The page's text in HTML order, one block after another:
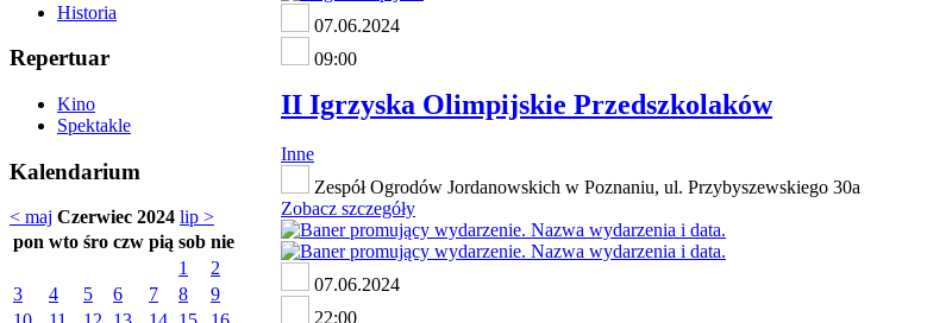
Historia
Repertuar
Kino
Spektakle
Kalendarium
< maj Czerwiec 2024 lip >
pon wto śro czw pią sob nie
1
2
3
4 5 6 7 8
9
07.06.2024
09:00
II Igrzyska Olimpijskie Przedszkolaków
Inne
Zespół Ogrodów Jordanowskich w Poznaniu, ul. Przybyszewskiego 30a
Zobacz szczegóły
07.06.2024
22:00